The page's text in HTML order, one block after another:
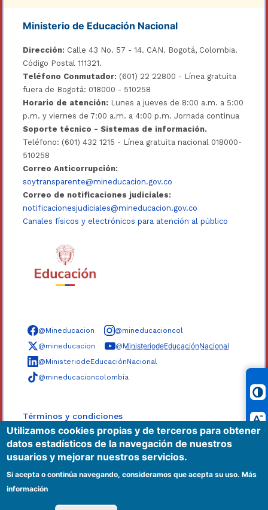
Ministerio de Educación Nacional
Dirección: Calle 43 No. 57 - 14. CAN. Bogotá, Colombia.
Código Postal 111321.
Teléfono Conmutador: (601) 22 22800 - Línea gratuita
fuera de Bogotá: 018000 - 510258
Horario de atención: Lunes a jueves de 8:00 a.m. a 5:00
p.m. y viernes de 7:00 a.m. a 4:00 p.m. Jornada continua
Soporte técnico - Sistemas de información.
Teléfono: (601) 432 1215 - Línea gratuita nacional 018000-
510258
Correo Anticorrupción:
soytransparente@mineducacion.gov.co
Correo de notificaciones judiciales:
notificacionesjudiciales@mineducacion.gov.co
Canales físicos y electrónicos para atención al público
Síguenos en redes sociales
@Mineducacion
@mineducacioncol
@mineducacion
@M̲i̲n̲i̲s̲t̲e̲r̲i̲o̲d̲e̲E̲d̲u̲c̲a̲c̲i̲ó̲n̲N̲a̲c̲i̲o̲n̲a̲l̲
@MinisteriodeEducaciónNacional
@mineducacioncolombia
Términos y condiciones
Políticas
Mapa del sitio
Accesibilidad
|
Utilizamos cookies propias y de terceros para obtener
datos estadísticos de la navegación de nuestros
usuarios y mejorar nuestros servicios.
Si acepta o continúa navegando, consideramos que acepta su uso.Más
información